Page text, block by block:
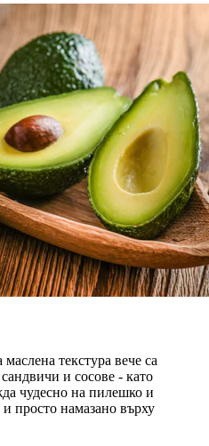
текстура вече са
и сосове - като
чудесно на пилешко и
просто намазано върху